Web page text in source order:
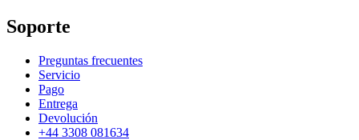
Soporte
Preguntas frecuentes
Servicio
Pago
Entrega
Devolución
+44 3308 081634